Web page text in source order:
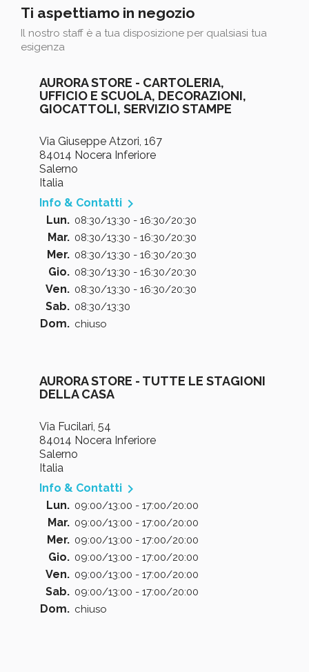
Ti aspettiamo in negozio
Il nostro staff è a tua disposizione per qualsiasi tua
esigenza
AURORA STORE - CARTOLERIA,
UFFICIO E SCUOLA, DECORAZIONI,
GIOCATTOLI, SERVIZIO STAMPE
Via Giuseppe Atzori, 167
84014 Nocera Inferiore
Salerno
Italia
Info & Contatti 
Lun. 08:30/13:30 - 16:30/20:30
Mar. 08:30/13:30 - 16:30/20:30
Mer. 08:30/13:30 - 16:30/20:30
Gio. 08:30/13:30 - 16:30/20:30
Ven. 08:30/13:30 - 16:30/20:30
Sab. 08:30/13:30
Dom. chiuso
AURORA STORE - TUTTE LE STAGIONI
DELLA CASA
Via Fucilari, 54
84014 Nocera Inferiore
Salerno
Italia
Info & Contatti 
Lun. 09:00/13:00 - 17:00/20:00
Mar. 09:00/13:00 - 17:00/20:00
Mer. 09:00/13:00 - 17:00/20:00
Gio. 09:00/13:00 - 17:00/20:00
Ven. 09:00/13:00 - 17:00/20:00
Sab. 09:00/13:00 - 17:00/20:00
Dom. chiuso